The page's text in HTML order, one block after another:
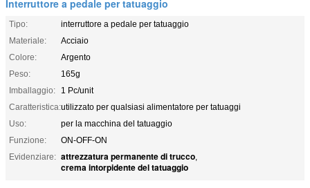
Interruttore a pedale per tatuaggio
Tipo:
interruttore a pedale per tatuaggio
Materiale:
Acciaio
Colore:
Argento
Peso:
165g
Imballaggio:
1 Pc/unit
Caratteristica:utilizzato per qualsiasi alimentatore per tatuaggi
Uso:
per la macchina del tatuaggio
Funzione:
ON-OFF-ON
Evidenziare: attrezzatura permanente di trucco,
crema intorpidente del tatuaggio